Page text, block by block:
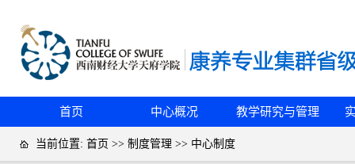
首页 中心概况 教学研究与管理
当前位置: 首页 >> 制度管理 >> 中心制度